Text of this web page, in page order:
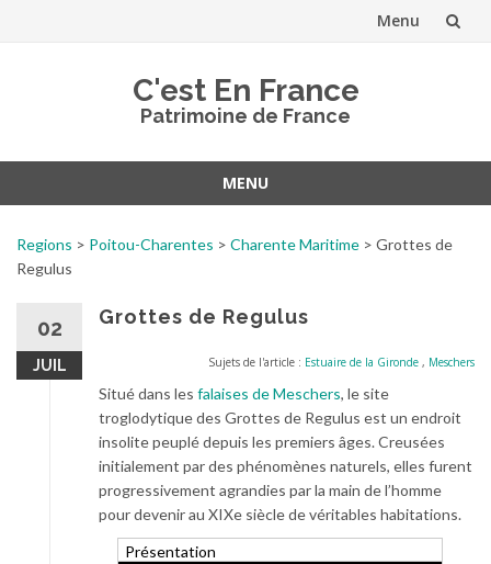
Menu
C'est En France
Patrimoine de France
MENU
contenu
Regions > Poitou-Charentes > Charente Maritime > Grottes de
Regulus
02
JUIL
Grottes de Regulus
Sujets de l'article : Estuaire de la Gironde , Meschers
Situé dans les falaises de Meschers, le site
troglodytique des Grottes de Regulus est un endroit
insolite peuplé depuis les premiers âges. Creusées
initialement par des phénomènes naturels, elles furent
progressivement agrandies par la main de l’homme
pour devenir au XIXe siècle de véritables habitations.
Présentation